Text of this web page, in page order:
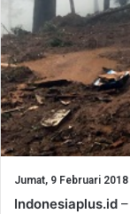
Jumat, 9 Februari 2018
Indonesiaplus.id